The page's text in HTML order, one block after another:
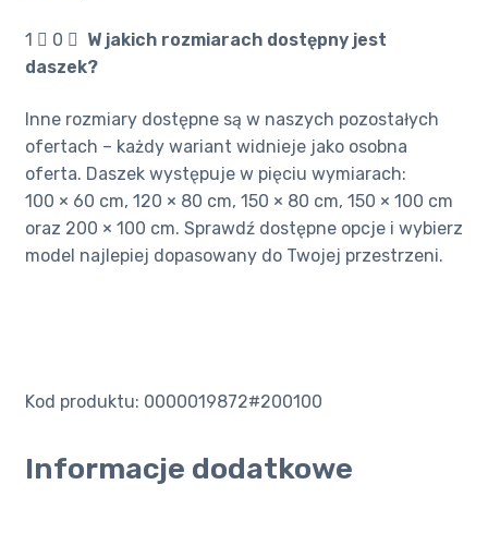
1 ️⃣ 0 ️⃣ W jakich rozmiarach dostępny jest
daszek?
Inne rozmiary dostępne są w naszych pozostałych
ofertach – każdy wariant widnieje jako osobna
oferta. Daszek występuje w pięciu wymiarach:
100 × 60 cm, 120 × 80 cm, 150 × 80 cm, 150 × 100 cm
oraz 200 × 100 cm. Sprawdź dostępne opcje i wybierz
model najlepiej dopasowany do Twojej przestrzeni.
Kod produktu: 0000019872#200100
Informacje dodatkowe